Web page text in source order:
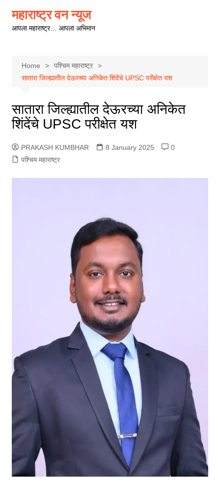
content
महाराष्ट्र वन न्यूज
आपला महाराष्ट्र… आपला अभिमान
Home
पश्चिम महाराष्ट्र
सातारा जिल्ह्यातील देऊरच्या अनिकेत शिंदेंचे UPSC परीक्षेत यश
सातारा जिल्ह्यातील देऊरच्या अनिकेत
शिंदेंचे UPSC परीक्षेत यश
PRAKASH KUMBHAR 8 January 2025
0
पश्चिम महाराष्ट्र